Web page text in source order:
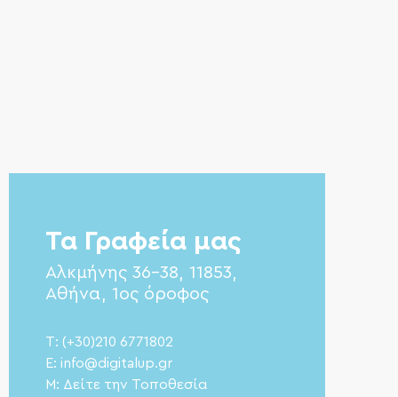
Τα Γραφεία μας
Αλκμήνης 36-38, 11853,
Αθήνα, 1ος όροφος
T: (+30)210 6771802
E: info@digitalup.gr
M: Δείτε την Τοποθεσία